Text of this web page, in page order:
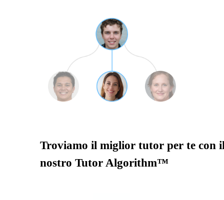
Troviamo il miglior tutor per te con
nostro Tutor Algorithm™